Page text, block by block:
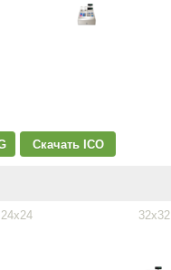
Скачать ICO
24x24 32x32